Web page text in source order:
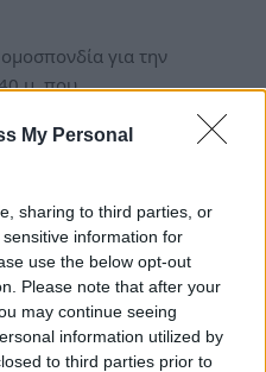
My Personal
sharing to third parties, or
information for
use the below opt-out
Please note that after your
may continue seeing
information utilized by
to third parties prior to
για την
μ. που…